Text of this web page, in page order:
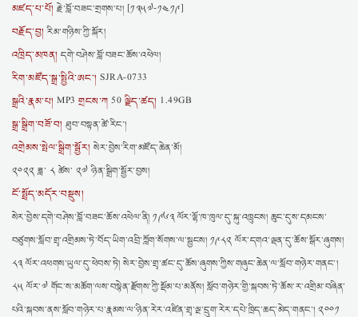
མཛད་པ་པོ། རྗེ་བློ་བཟང་གྲགས་པ། [༡༣༥༧-༡༤༡༩]
བརྗོད་བྱ། རིམ་གཉིས་ཀྱི་སྐོར།
འཁྲིད་མཁན། དགེ་བཤེས་བློ་བཟང་ཆོས་འཕེལ།
རིག་མཛོད་སྒྲ་སྤྱིའི་ཨང་། SJRA-0733
སྒྲའི་རྣམ་པ། MP3གྲངས་ཀ 50 ལྗིད་ཚད། 1.49GB
སྒྲ་སྒྲིག་བཟོ་བ། ཐུབ་བསྟན་ཚེ་རིང་།
འགྲེམས་སྤེལ་སྒྲིག་སྦྱོར། སེར་བྱེས་རིག་མཛོད་ཆེན་མོ།
༢༠༢༢ ཟླ་ ༨ ཚེས་ ༢༧ ཉིན་སྒྲིག་སྦྱོར་བྱས།
ངོ་སྤྲོད་མདོར་བསྡུས།
སེར་བྱེས་དགེ་བཤེས་བློ་བཟང་ཆོས་འཕེལ་ནི། ༡༩༦༣ ལོར་ལྷོ་ཁ་ཁུལ་དུ་སྐུ་འཁྲུངས། ཆུང་དུས་དམངས་
བཙུགས་སློབ་གྲྭ་འགྲིམས་ཏེ་བོད་ཡིག་འབྲི་ཀློག་སོགས་ལ་སྦྱངས། ༡༩༨༢ ལོར་དགའ་ལྡན་དུ་ཆོས་སྒོར་ཞུགས།
༨༣ ལོར་འཕགས་ཡུལ་དུ་ཕེབས་ཏེ། སེར་བྱེས་གྲྭ་ཚང་དུ་ཆོས་ཞུགས་ཀྱིས་གཞུང་ཆེན་ལ་སློབ་གཉེར་གནང་།
༨༥ ལོར་༧ གོང་ས་མཆོག་ལས་བསྙེན་རྫོགས་ཀྱི་སྡོམ་པ་མནོས། སློབ་གཉེར་གྱི་སྐབས་ཏེ་ཆོས་ར་འགྲིམ་བཞིན་
པའི་སྐབས་ནས་སློབ་གཉེར་པ་རྣམས་ལ་ཉིན་རེར་འཛིན་གྲྭ་ལྔ་དྲུག་རེར་དཔེ་ཁྲིད་ཆད་མེད་གནང་། ༢༠༠༡